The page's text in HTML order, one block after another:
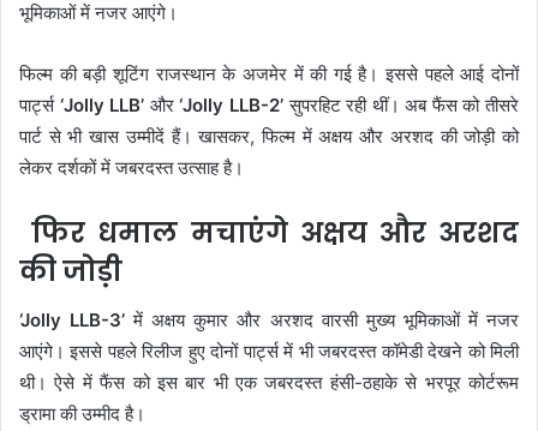
भूमिकाओं में नजर आएंगे।
फिल्म की बड़ी शूटिंग राजस्थान के अजमेर में की गई है। इससे पहले आई दोनों
पार्ट्स ‘Jolly LLB’ और‘Jolly LLB-2’सुपरहिट रही थीं। अब फैंस को तीसरे
पार्ट से भी खास उम्मीदें हैं। खासकर, फिल्म में अक्षय और अरशद की जोड़ी को
लेकर दर्शकों में जबरदस्त उत्साह है।
फिर धमाल मचाएंगे अक्षय और अरशद
की जोड़ी
‘Jolly LLB-3’ में अक्षय कुमार और अरशद वारसी मुख्य भूमिकाओं में नजर
आएंगे। इससे पहले रिलीज हुए दोनों पार्ट्स में भी जबरदस्त कॉमेडी देखने को मिली
थी। ऐसे में फैंस को इस बार भी एक जबरदस्त हंसी-ठहाके से भरपूर कोर्टरूम
ड्रामा की उम्मीद है।